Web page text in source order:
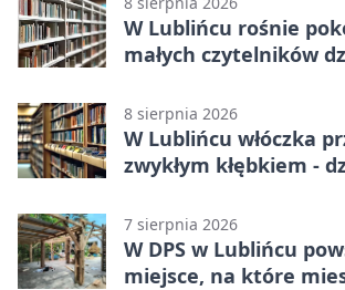
W Lublińcu rośnie
małych czytelników
8 sierpnia 2026
W Lublińcu włóczka
zwykłym kłębkiem -
7 sierpnia 2026
W DPS w Lublińcu
miejsce, na które